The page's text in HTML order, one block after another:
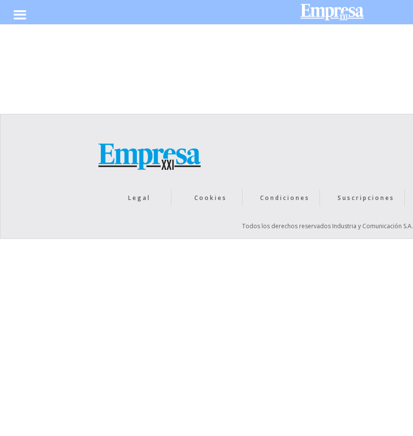
Legal Cookies Condiciones Suscripciones
Todos los derechos reservados Industria y Comunicación S.A.